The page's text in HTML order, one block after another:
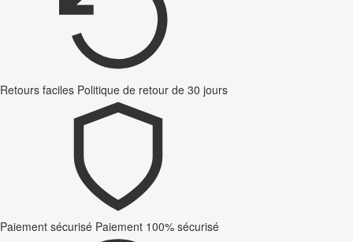
Retours faciles Politique de retour de 30 jours
Paiement sécurisé Paiement 100% sécurisé